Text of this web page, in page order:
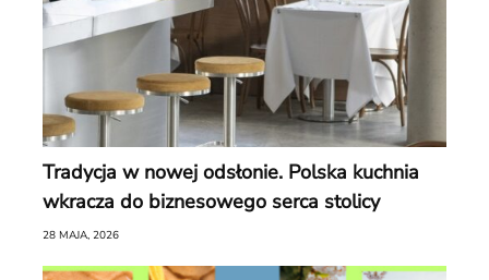
Tradycja w nowej odsłonie. Polska kuchnia
wkracza do biznesowego serca stolicy
28 MAJA, 2026